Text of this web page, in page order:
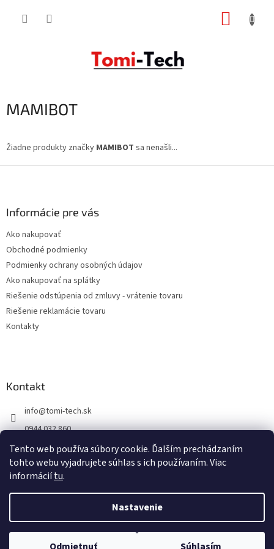
Tento web používa súbory cookie. Ďalším prechádzaním
tohto webu vyjadrujete súhlas s ich používaním. Viac
informáciítu.
Nastavenie
MAMIBOT
Žiadne produkty značky MAMIBOT sa nenašli...
Informácie pre vás
Ako nakupovať
Obchodné podmienky
Podmienky ochrany osobných údajov
Ako nakupovať na splátky
Riešenie odstúpenia od zmluvy - vrátenie tovaru
Riešenie reklamácie tovaru
Kontakty
Kontakt
info@tomi-tech.sk
0944 032 860
https://www.facebook.com/tomitechsk/
tomi__tech/
Vytvoril Shoptet